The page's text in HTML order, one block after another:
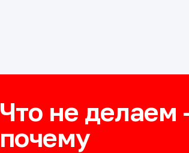
Что не делаем
почему